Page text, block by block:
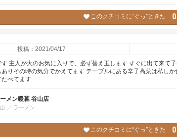
このクチコミに“ぐっ”ときた 0
投稿：2021/04/17
主人が大のお気に入りで、必ず替え玉します すぐに出て来て
りその時の気分でかえてます テーブルにある辛子高菜は私し
たべてます
メン暖暮 谷山店
ラーメン
このクチコミに“ぐっ”ときた 0